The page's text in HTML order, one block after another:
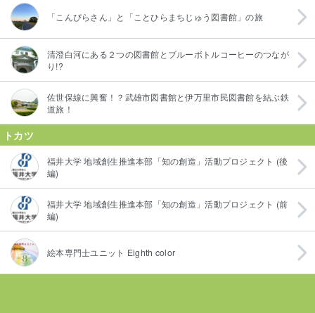
「こんぴらさん」と「ことひらまちじゅう図書館」の旅
清澄白河にある２つの図書館とブルーボトルコーヒーのつなが
り!?
佐世保線に興奮！？武雄市図書館と伊万里市民図書館を結ぶ鉄
道旅！
トカツ
福井大学 地域創生推進本部「知の創造」活動プロジェクト (後
編)
福井大学 地域創生推進本部「知の創造」活動プロジェクト (前
編)
絵本専門士ユニット Eighth color